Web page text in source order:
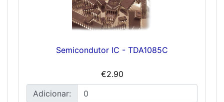
Semicondutor IC - TDA1085C
€2.90
Adicionar: